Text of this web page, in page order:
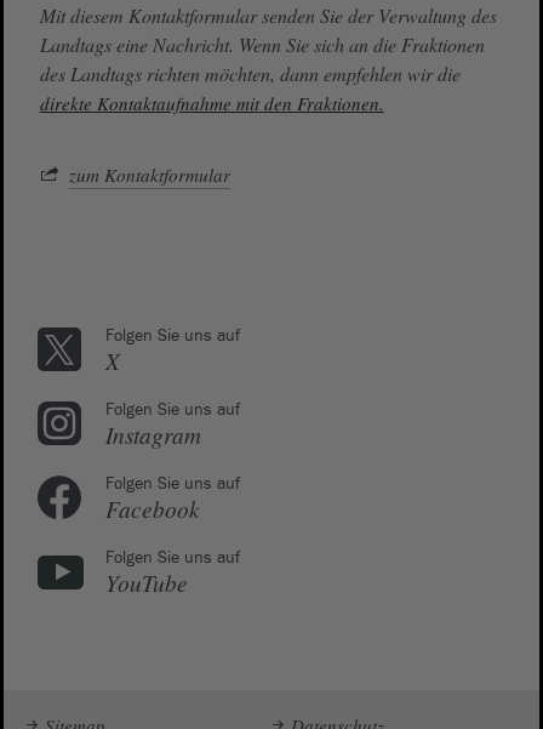
Mit diesem Kontaktformular senden Sie der Verwaltung des
Landtags eine Nachricht. Wenn Sie sich an die Fraktionen
des Landtags richten möchten, dann empfehlen wir die
direkte Kontaktaufnahme mit den Fraktionen.
zum Kontaktformular
Folgen Sie uns auf
X
Folgen Sie uns auf
Instagram
Folgen Sie uns auf
Facebook
Folgen Sie uns auf
YouTube